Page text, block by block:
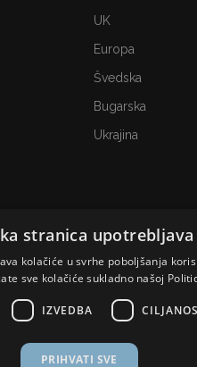
UK
Europa
Švedska
Bugarska
Ukrajina
stranica upotrebljava
kolačiće u svrhe poboljšanja
sve kolačiće sukladno našoj
IZVEDBA
PRIHVATI SVE